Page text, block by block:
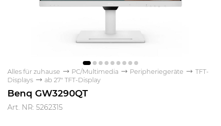
Alles für zuhause PC/Multimedia Peripheriegeräte
TFT-
Displays
ab 27" TFT-Display
Benq GW3290QT
Art. NR: 5262315